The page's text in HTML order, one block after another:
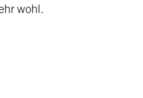
wohl.